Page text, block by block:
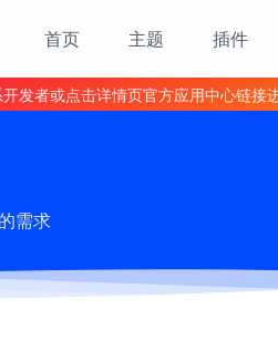
首页 主题 插件
发者或点击详情页官方应用中心链接
需求